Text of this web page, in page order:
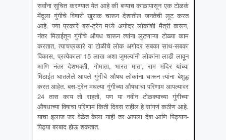
सर्वांना सुचित करण्यात येत आहे की बऱ्याच काळापासून एक टोळकं
मेंदूला गुंगीचे विषारी खुराक चारून देशातील जनतेची लूट करत
आहे. ज्या प्रकारे बस-ट्रेन मध्ये अगोदर लोकांशी मैत्री करून,
नंतर मिठाईतून गुंगीचे औषध चारून त्यांना लुटणाऱ्या टोळ्या काम
करतात, त्याचप्रकारे या टोळीचे लोक अगोदर सबका साथ-सबका
विकास, प्रत्येकाला 15 लाख अशा जुमल्यांनी लोकांना लाडी लावून
आणि नंतर देशभक्ती, गोमाता, भारत माता, राम मंदिर यांच्या
मिठाईत घातलेले आपले गुंगीचे औषध लोकांना चारून त्यांना बेशुद्ध
करत आहेत. बस-ट्रेन मधल्या गुंगीच्या औषधाचा परिणाम आपल्यावर
24 तास काय तो राहतो, पण या नवीन टोळक्याच्या गुंगीच्या
औषधाच्या विषाचा परिणाम किती दिवस राहील हे सांगणं कठीण आहे.
याचा इलाज जर वेळेत केला नाही तर आपला देश आणि पिढ्यान-
पिढ्या बरबाद होऊ शकतात.